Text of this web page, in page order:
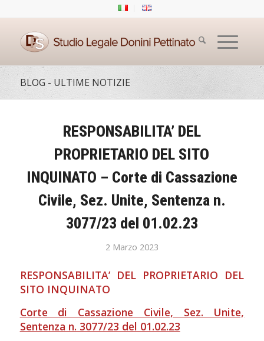
BLOG - ULTIME NOTIZIE
RESPONSABILITA’ DEL
PROPRIETARIO DEL SITO
INQUINATO – Corte di Cassazione
Civile, Sez. Unite, Sentenza n.
3077/23 del 01.02.23
2 Marzo 2023
RESPONSABILITA’ DEL PROPRIETARIO DEL
SITO INQUINATO
Corte di Cassazione Civile, Sez. Unite,
Sentenza n. 3077/23 del 01.02.23